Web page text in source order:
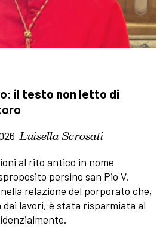
il testo non letto di
Luisella Scrosati
al rito antico in nome
persino san Pio V.
relazione del porporato che,
lavori, è stata risparmiata al